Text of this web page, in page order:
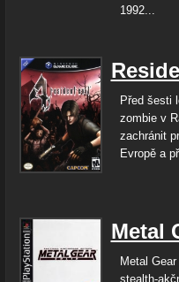
1992...
Před šesti
zombie v
zachránit
Evropě a
Metal
Metal
stealth-